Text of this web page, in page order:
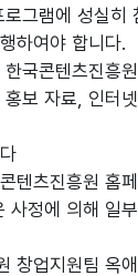
로그램에 성실히
하여야 합니다.
한국콘텐츠진흥
보 자료, 인터
텐츠진흥원 홈
사정에 의해 일
창업지원팀